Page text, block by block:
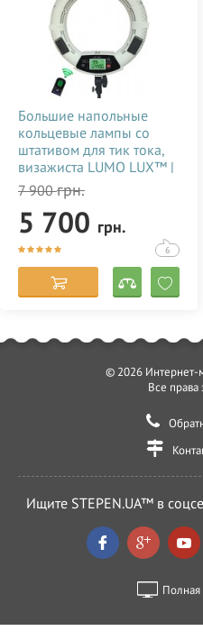
Большие напольные
кольцевые лампы со
штативом для тик тока,
визажиста LUMO LUX™ |
96 Ватт | диаметром 45
см. с держателем для
телефона купить
недорого в Украине
(Одессе) 356786
7 900грн.
5 700 грн.
6
© 2026 Интернет-
Все
Ищите STEPEN.UA™ в
Полная